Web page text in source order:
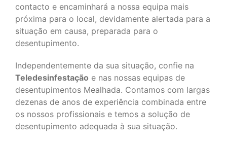
contacto e encaminhará a nossa equipa mais
próxima para o local, devidamente alertada para a
situação em causa, preparada para o
desentupimento.
Independentemente da sua situação, confie na
Teledesinfestação e nas nossas equipas de
desentupimentos Mealhada. Contamos com largas
dezenas de anos de experiência combinada entre
os nossos profissionais e temos a solução de
desentupimento adequada à sua situação.